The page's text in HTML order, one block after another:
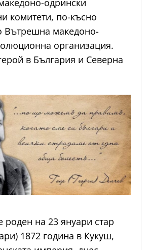
одрински
комитети, по-късно
Вътрешна македоно-
организация.
в България и Северна
роден на 23 януари стар
1872 година в Кукуш,